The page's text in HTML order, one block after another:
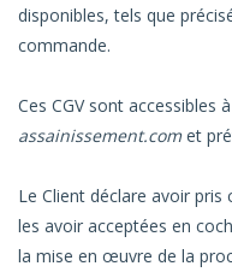
disponibles, tels que
commande.
Ces CGV sont accessibles
assainissement.comet
Le Client déclare avoir pris
les avoir acceptées en
la mise en œuvre de la